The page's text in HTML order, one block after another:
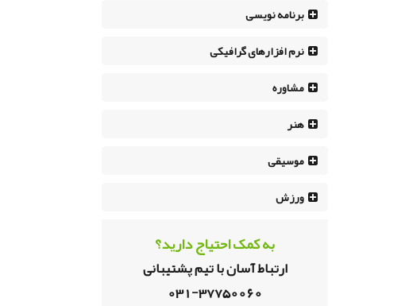
برنامه نویسی
نرم افزار‌های گرافیکی
مشاوره
هنر
موسیقی
ورزش
به کمک احتیاج دارید؟
ارتباط آسان با تیم پشتیبانی
031-37750060